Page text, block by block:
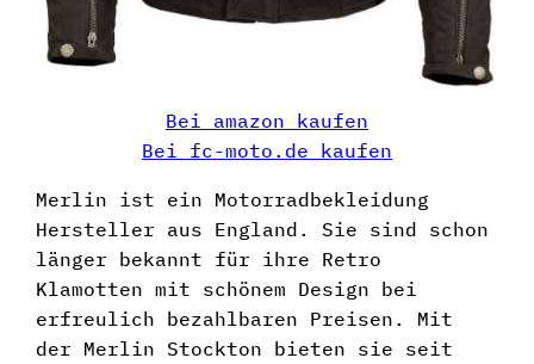
Bei amazon kaufen
Bei fc-moto.de kaufen
Merlin ist ein Motorradbekleidung
Hersteller aus England. Sie sind schon
länger bekannt für ihre Retro
Klamotten mit schönem Design bei
erfreulich bezahlbaren Preisen. Mit
der Merlin Stockton bieten sie seit